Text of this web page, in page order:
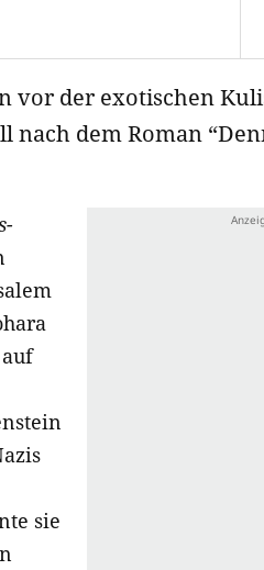
vor der exotischen
dem Roman
sie